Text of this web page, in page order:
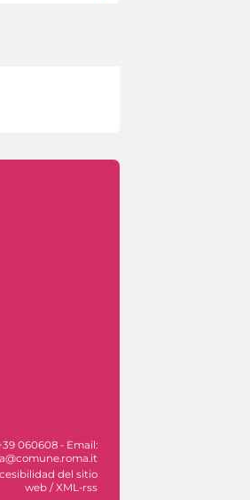
060608 - Email:
del sitio
web / XML-rss